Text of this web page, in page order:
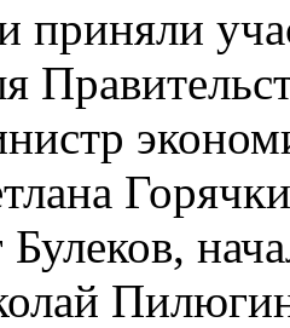
приняли
Булеков,